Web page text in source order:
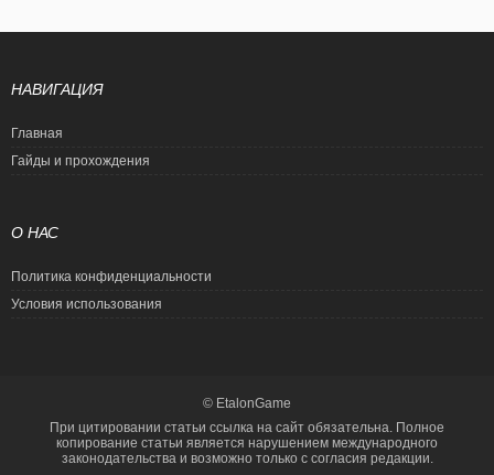
НАВИГАЦИЯ
Главная
Гайды и прохождения
О НАС
Политика конфиденциальности
Условия использования
© EtalonGame
При цитировании статьи ссылка на сайт обязательна. Полное
копирование статьи является нарушением международного
законодательства и возможно только с согласия редакции.